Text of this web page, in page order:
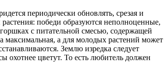
периодически обновлять, срезая и
победи образуются неполноценные,
с питательной смесью, содержащей
максимальная, а для молодых растений может
Землю изредка следует
охотнее цветут. То есть любитель должен